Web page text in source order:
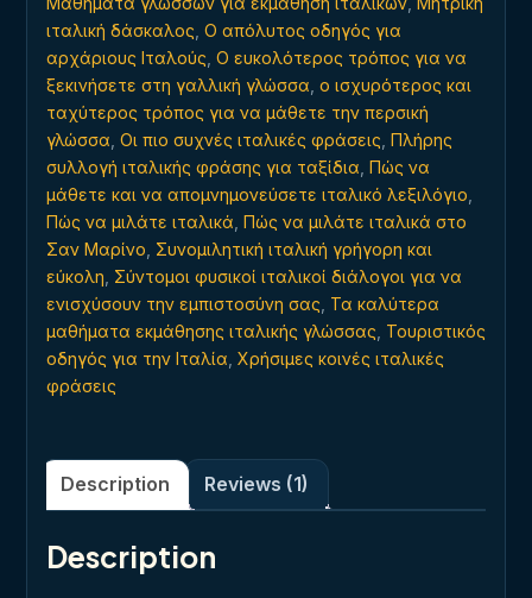
ιταλική δάσκαλος Ο απόλυτος οδηγός για
αρχάριους Ιταλούς Ο ευκολότερος τρόπος για να
ξεκινήσετε στη γαλλική γλώσσα ο ισχυρότερος και
ταχύτερος τρόπος για να μάθετε την περσική
γλώσσα Οι πιο συχνές ιταλικές φράσεις Πλήρης
συλλογή ιταλικής φράσης για ταξίδια Πώς να
μάθετε και να απομνημονεύσετε ιταλικό λεξιλόγιο
Πώς να μιλάτε ιταλικά Πώς να μιλάτε ιταλικά στο
Σαν Μαρίνο Συνομιλητική ιταλική γρήγορη και
εύκολη Σύντομοι φυσικοί ιταλικοί διάλογοι για να
ενισχύσουν την εμπιστοσύνη σας Τα καλύτερα
μαθήματα εκμάθησης ιταλικής γλώσσας Τουριστικός
οδηγός για την Ιταλία Χρήσιμες κοινές ιταλικές
φράσεις
Description Reviews (1)
Description